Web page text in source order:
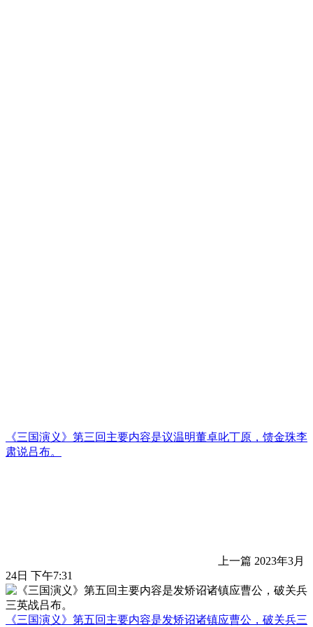
《三国演义》第三回主要内容是议温明董卓叱丁原，馈金珠李
肃说吕布。
上一篇 2023年3月
24日 下午7:31
《三国演义》第五回主要内容是发矫诏诸镇应曹公，破关兵三